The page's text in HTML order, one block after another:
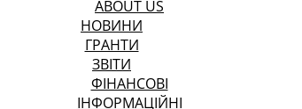
ABOUT US
НОВИНИ
ГРАНТИ
ЗВІТИ
ФІНАНСОВІ
ІНФОРМАЦІЙНІ